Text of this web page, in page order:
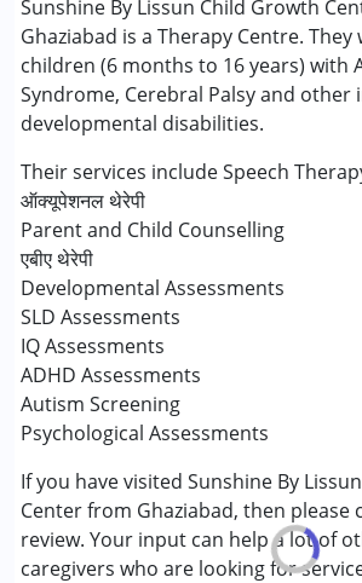
Sunshine By Lissun Child Growth
Ghaziabad is a Therapy Centre. They
children (6 months to 16 years) with
Syndrome, Cerebral Palsy and other
developmental disabilities.
Their services include Speech
ऑक्यूपेशनल थेरेपी
Parent and Child Counselling
एबीए थेरेपी
Developmental Assessments
SLD Assessments
IQ Assessments
ADHD Assessments
Autism Screening
Psychological Assessments
If you have visited Sunshine By
Center from Ghaziabad, then please
review. Your input can help a lot of
caregivers who are looking for
एबीए थेरेपी
आकलन
बिहेवियर थेरेपी
काउंसिलिंग
ऑक्यूपेशनल थेरेपी
सेंसरी इंटीग्रेशन
स्पेशल एजुकेशन
स्पीच थेरेपी
निम्नलिखित विकलांगता संबंधित सेवाएं उपलब्ध :
अटेंशन डेफिसिट (हाइपरएक्टिविटी)
ऑटिज्म स्पेक्ट्रम डिसऑर्डर (ए एस डी )
सेरब्रल पाल्सी (सी पी )
डाउन सिंड्रोम (डी एस )
ग्लोबल डेवलपमेंटल डिले (एर्लियर टर्म वाज़
लर्निंग डिसेबिलिटीज़ (एलडी)
मल्टिपल डिसेबिलिटीज़ (एमडी)
सेंसरी प्रोसेसिंग डिसऑर्डर (SPD)
अंडायग्नोज्ड